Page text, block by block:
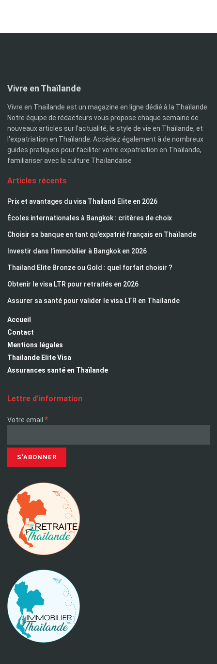
Vivre en Thaïlande
Vivre en Thaïlande est un magazine en ligne dédié à la Thaïlande.
Notre équipe de rédacteurs vous propose chaque semaine de
nouveaux articles sur l'actualité, le style de vie en Thaïlande, et
l'expatriation en Thaïlande. Accédez également à de nombreux
guides pratiques pour faciliter votre expatriation en Thaïlande,
familiariser avec la culture Thaïlandaise
Articles récents
Prix et avantages du visa Thailand Elite en 2026
Écoles internationales à Bangkok : critères de choix
Choisir sa banque en tant qu’expatrié français en Thaïlande
Investir dans l’immobilier à Bangkok en 2026
Thailand Elite Bronze ou Gold : quel forfait choisir ?
Obtenir le visa LTR pour retraités en 2026
Assurer sa santé pour valider le visa LTR en Thaïlande
Accueil
Contact
Mentions légales
Thailande Elite Visa
Assurances santé en Thaïlande
Lettre d’information
Votre email *